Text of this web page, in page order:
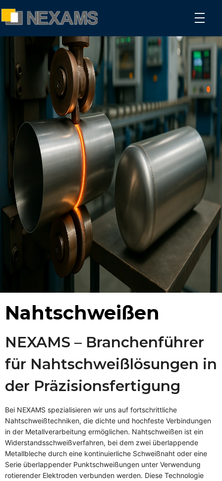
NEXAMS
Manufacturing Solutions
Nahtschweißen
NEXAMS – Branchenführer
für Nahtschweißlösungen in
der Präzisionsfertigung
Bei NEXAMS spezialisieren wir uns auf fortschrittliche
Nahtschweißtechniken, die dichte und hochfeste Verbindungen
in der Metallverarbeitung ermöglichen. Nahtschweißen ist ein
Widerstandsschweißverfahren, bei dem zwei überlappende
Metallbleche durch eine kontinuierliche Schweißnaht oder eine
Serie überlappender Punktschweißungen unter Verwendung
rotierender Elektroden verbunden werden. Diese Technologie